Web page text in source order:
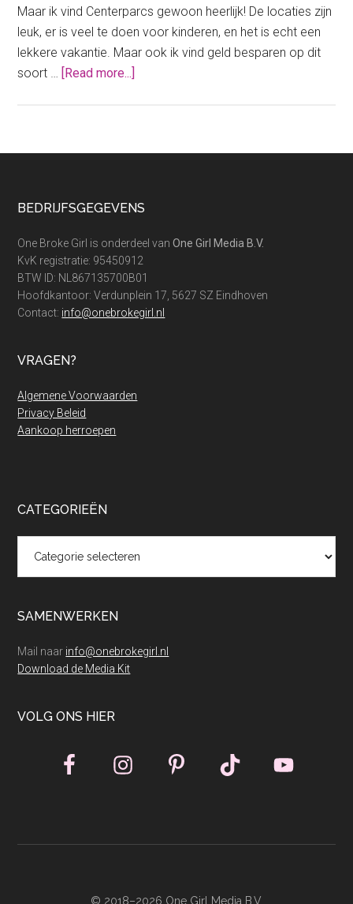
Maar ik vind Centerparcs gewoon heerlijk! De locaties zijn
leuk, er is veel te doen voor kinderen, en het is echt een
lekkere vakantie. Maar ook ik vind geld besparen op dit
soort …
[Read more...]
voor
goedkopere
vakantie
bij
Centerparcs
Footer
BEDRIJFSGEGEVENS
One Broke Girl is onderdeel vanOne Girl Media B.V.
KvK registratie: 95450912
BTW ID: NL867135700B01
Hoofdkantoor: Verdunplein 17, 5627 SZ Eindhoven
Contact: info@onebrokegirl.nl
VRAGEN?
Algemene Voorwaarden
Privacy Beleid
Aankoop herroepen
CATEGORIEËN
SAMENWERKEN
Mail naar info@onebrokegirl.nl
Download de Media Kit
VOLG ONS HIER
© 2018–2026 One Girl Media B.V.